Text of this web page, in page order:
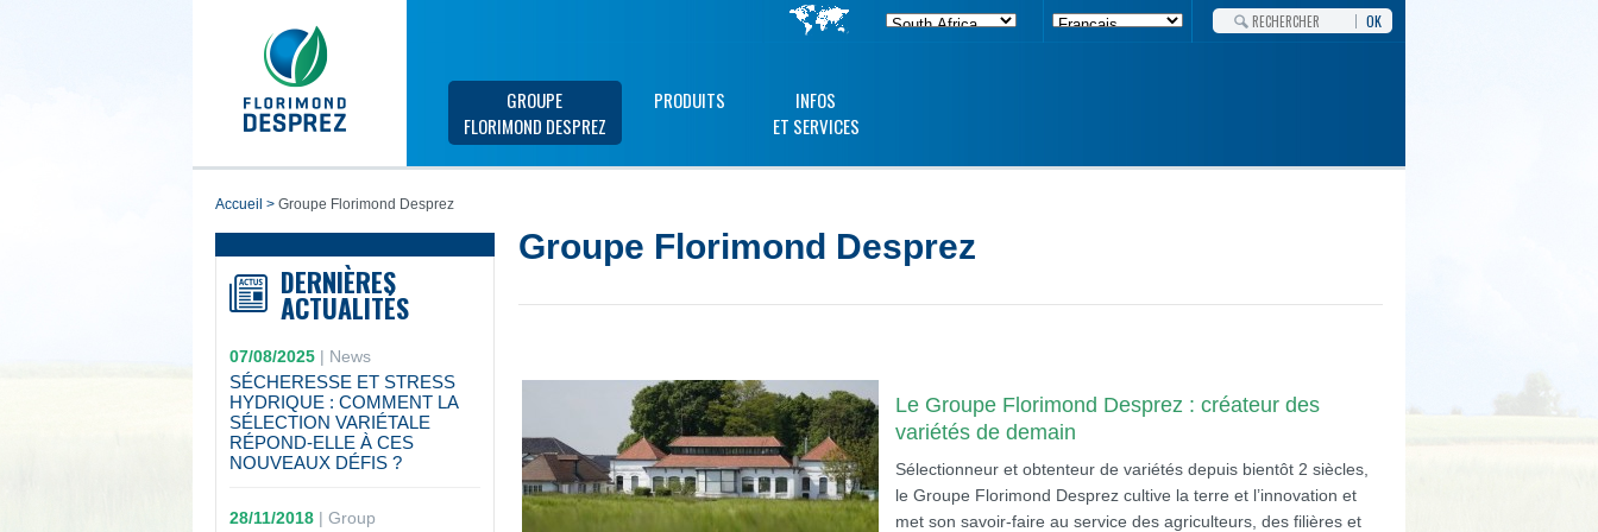
OK
GROUPE
FLORIMOND DESPREZ
PRODUITS
INFOS
ET SERVICES
accueil > Groupe Florimond Desprez
DERNIÈRES
ACTUALITÉS
07/08/2025| News
SÉCHERESSE ET STRESS
HYDRIQUE : COMMENT LA
SÉLECTION VARIÉTALE
RÉPOND-ELLE À CES
NOUVEAUX DÉFIS ?
28/11/2018| Group
Groupe Florimond Desprez
Le Groupe Florimond Desprez : créateur des
variétés de demain
Sélectionneur et obtenteur de variétés depuis bientôt 2 siècles,
le Groupe Florimond Desprez cultive la terre et l’innovation et
met son savoir-faire au service des agriculteurs, des filières et